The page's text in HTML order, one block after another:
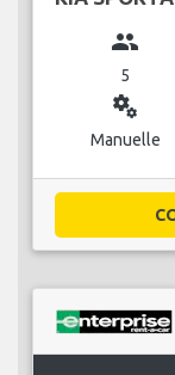
group
5
miscellaneous_services
Manuelle